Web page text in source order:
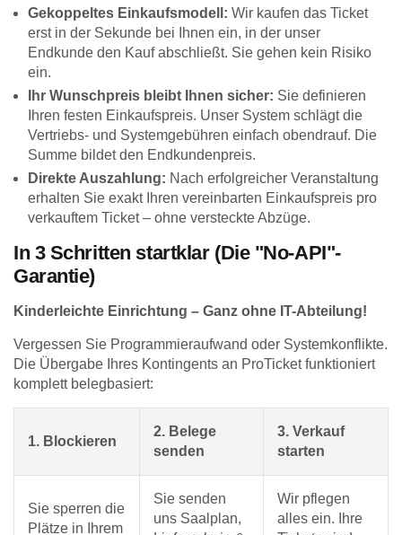
Gekoppeltes Einkaufsmodell: Wir kaufen das Ticket
erst in der Sekunde bei Ihnen ein, in der unser
Endkunde den Kauf abschließt. Sie gehen kein Risiko
ein.
Ihr Wunschpreis bleibt Ihnen sicher: Sie definieren
Ihren festen Einkaufspreis. Unser System schlägt die
Vertriebs- und Systemgebühren einfach obendrauf. Die
Summe bildet den Endkundenpreis.
Direkte Auszahlung: Nach erfolgreicher Veranstaltung
erhalten Sie exakt Ihren vereinbarten Einkaufspreis pro
verkauftem Ticket – ohne versteckte Abzüge.
In 3 Schritten startklar (Die "No-API"-
Garantie)
Kinderleichte Einrichtung – Ganz ohne IT-Abteilung!
Vergessen Sie Programmieraufwand oder Systemkonflikte.
Die Übergabe Ihres Kontingents an ProTicket funktioniert
komplett belegbasiert:
1. Blockieren
2. Belege
senden
3. Verkauf
starten
Sie sperren die
Plätze in Ihrem
Sie senden
uns Saalplan,
Wir pflegen
alles ein. Ihre